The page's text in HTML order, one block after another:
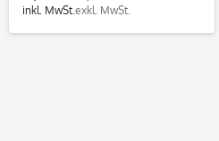
inkl. MwSt. exkl. MwSt.